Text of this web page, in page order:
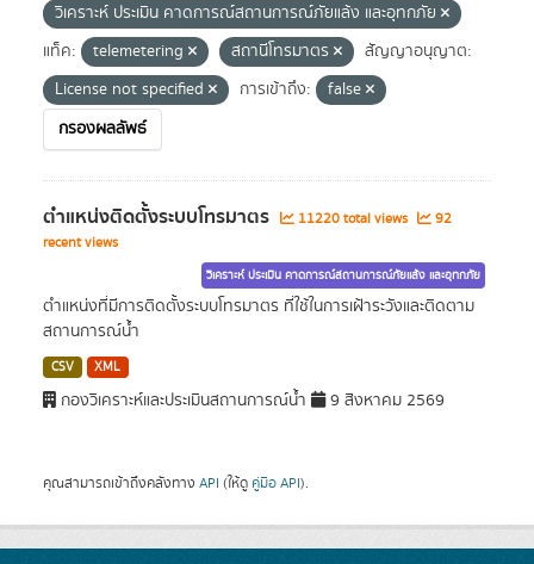
วิเคราะห์ ประเมิน คาดการณ์สถานการณ์ภัยแล้ง และอุทกภัย
แท็ค:
telemetering สถานีโทรมาตร
สัญญาอนุญาต:
License not specified
การเข้าถึง:
false
กรองผลลัพธ์
ตำแหน่งติดตั้งระบบโทรมาตร 11220 total views
92
recent views
วิเคราะห์ ประเมิน คาดการณ์สถานการณ์ภัยแล้ง และอุทกภัย
ตำแหน่งที่มีการติดตั้งระบบโทรมาตร ที่ใช้ในการเฝ้าระวังและติดตาม
สถานการณ์น้ำ
CSV XML
กองวิเคราะห์และประเมินสถานการณ์น้ำ 9 สิงหาคม 2569
คุณสามารถเข้าถึงคลังทาง API (ให้ดู คู่มือ API).